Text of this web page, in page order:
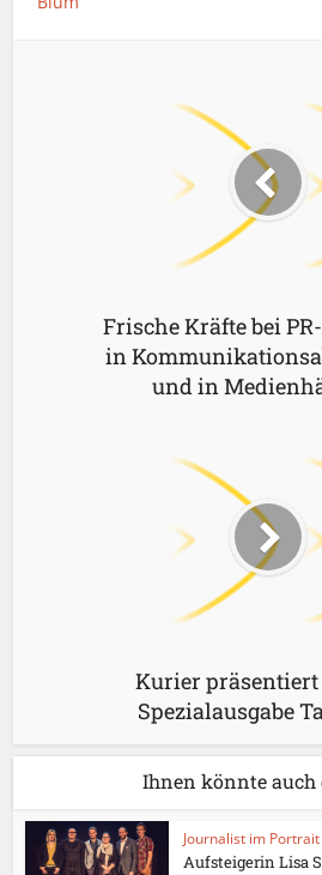
Frische Kräfte bei
in
und in
Kurier präsentiert
Spezialausgabe
Ihnen könnte auch
Journalist im Portrait
Aufsteigerin Lisa